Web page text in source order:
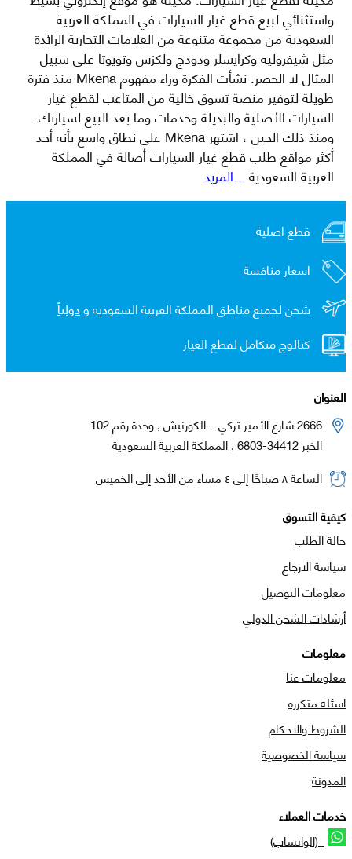
واستثنائي لبيع قطع غيار السيارات في المملكة العربية
السعودية من مجموعة متنوعة من العلامات التجارية الرائدة
مثل شيفروليه وكرايسلر ودودج ولكزس وتويوتا على سبيل
المثال لا الحصر. نشأت الفكرة وراء مفهوم Mkena منذ فترة
طويلة لتوفير منصة تسوق خالية من المتاعب لقطع غيار
السيارات الأصلية والبديلة وخدمات وما بعد البيع لسيارتك.
ومنذ ذلك الحين ، اشتهر Mkena على نطاق واسع بأنه أحد
أكثر مواقع طلب قطع غيار السيارات أصالة في المملكة
العربية السعودية...المزيد
قطع اصلية
اسعار منافسة
شحن لجميع مناطق المملكة العربية السعوديه ودولياً
كتالوج متكامل لقطع الغيار
العنوان
2666 شارع الأمير تركي – الكورنيش , وحدة رقم 102
الخبر 34412-6803 , المملكة العربية السعودية
الساعة ٨ صباحًا إلى ٤ مساء من الأحد إلى الخميس
كيفية التسوق
حالة الطلب
سياسة الارجاع
معلومات التوصيل
أرشادات الشحن الدولي
معلومات
معلومات عنا
اسئلة متكرره
الشروط والاحكام
سياسة الخصوصية
المدونة
خدمات العملاء
(الواتساب)